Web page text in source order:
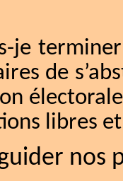
je
de
libres
nos